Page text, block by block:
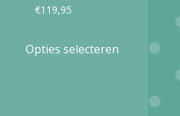
product
€119,95
Opties selecteren
meerdere